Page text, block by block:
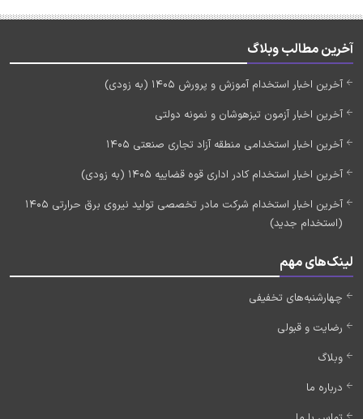
آخرین مطالب وبلاگ
آخرین اخبار استخدام آموزش و پرورش 1405 (به زودی)
آخرین اخبار آزمون تیزهوشان و نمونه دولتی
آخرین اخبار استخدامی منطقه آزاد تجاری صنعتی 1405
آخرین اخبار استخدام کادر اداری قوه قضاییه 1405 (به زودی)
آخرین اخبار استخدام شرکت مادر تخصصی تولید نیروی برق حرارتی 1405
(استخدام جدید)
لینک‌های مهم
چهارشنبه‌های تخفیفی
رضایت و قبولی
وبلاگ
درباره ما